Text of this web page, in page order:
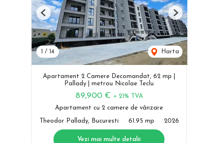
1 / 14 Harta
Previous Next
Apartament 2 Camere Decomandat, 62 mp |
Pallady | metrou Nicolae Teclu
89,900 € + 21% TVA
Apartament cu 2 camere de vânzare
Theodor Pallady, Bucuresti 61.95 mp 2026
Vezi mai multe detalii